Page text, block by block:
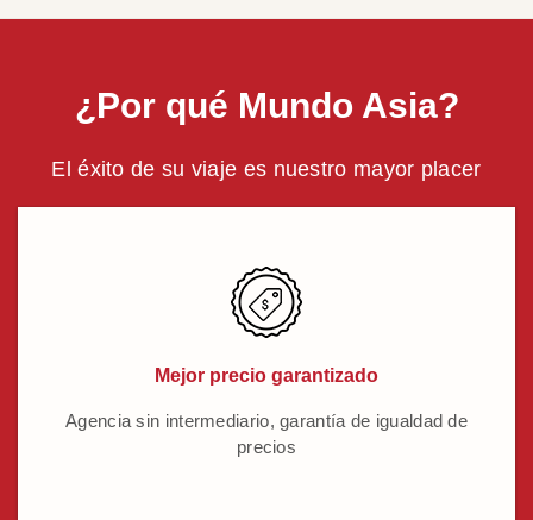
¿Por qué Mundo Asia?
El éxito de su viaje es nuestro mayor placer
Mejor precio garantizado
Agencia sin intermediario, garantía de igualdad de
precios